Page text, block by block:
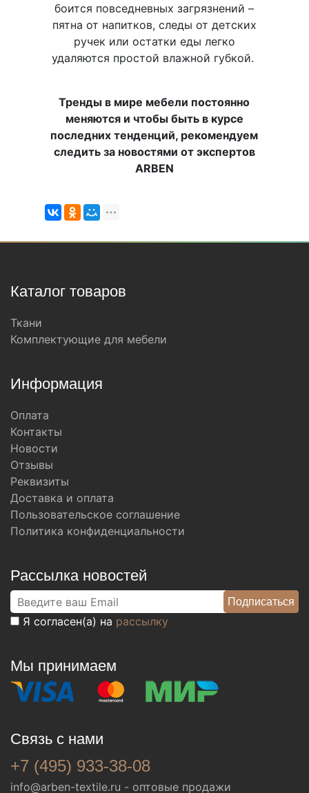
боится повседневных загрязнений –
пятна от напитков, следы от детских
ручек или остатки еды легко
удаляются простой влажной губкой.
Тренды в мире мебели постоянно
меняются и чтобы быть в курсе
последних тенденций, рекомендуем
следить за новостями от экспертов
ARBEN
Каталог товаров
Ткани
Комплектующие для мебели
Информация
Оплата
Контакты
Новости
Отзывы
Реквизиты
Доставка и оплата
Пользовательское соглашение
Политика конфиденциальности
Рассылка новостей
Я согласен(а) на рассылку
Мы принимаем
Связь с нами
+7 (495) 933-38-08
info@arben-textile.ru - оптовые продажи